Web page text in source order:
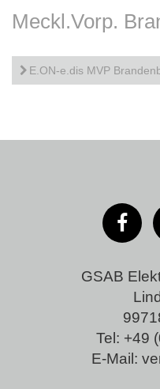
Meckl.Vorp.
E.ON-e.dis MVP
GSAB
Tel: +49
E-Mail: